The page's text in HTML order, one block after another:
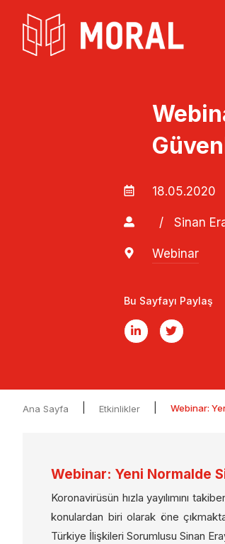
18.05.2020
/ Sinan
Webinar
Bu Sayfayı Paylaş
Ana Sayfa Etkinlikler Webinar:
Webinar: Yeni Normalde
Koronavirüsün hızla yayılımını
konulardan biri olarak öne
Türkiye İlişkileri Sorumlusu Sinan